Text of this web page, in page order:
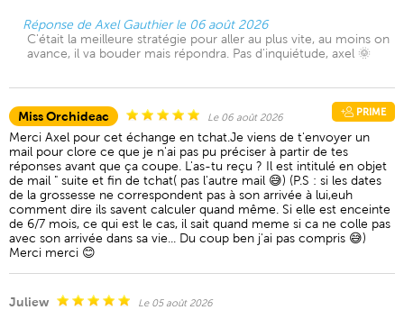
Réponse de Axel Gauthier le 06 août 2026
C'était la meilleure stratégie pour aller au plus vite, au moins on
avance, il va bouder mais répondra. Pas d'inquiétude, axel 🌞
Miss Orchideac Le 06 août 2026 PRIME
Merci Axel pour cet échange en tchat.Je viens de t'envoyer un
mail pour clore ce que je n'ai pas pu préciser à partir de tes
réponses avant que ça coupe. L'as-tu reçu ? Il est intitulé en objet
de mail " suite et fin de tchat( pas l'autre mail 😅) (P.S : si les dates
de la grossesse ne correspondent pas à son arrivée à lui,euh
comment dire ils savent calculer quand même. Si elle est enceinte
de 6/7 mois, ce qui est le cas, il sait quand meme si ca ne colle pas
avec son arrivée dans sa vie... Du coup ben j'ai pas compris 😅)
Merci merci 😊
Juliew Le 05 août 2026